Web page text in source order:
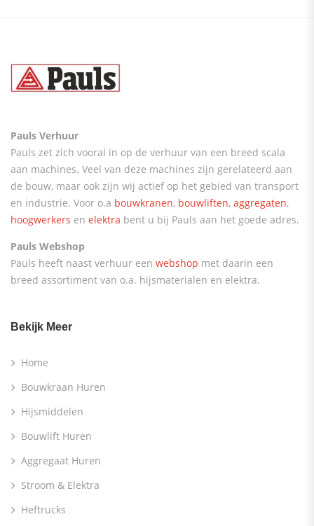
Pauls Verhuur
Pauls zet zich vooral in op de verhuur van een breed scala
aan machines. Veel van deze machines zijn gerelateerd aan
de bouw, maar ook zijn wij actief op het gebied van transport
en industrie. Voor o.a bouwkranen, bouwliften, aggregaten,
hoogwerkers en elektra bent u bij Pauls aan het goede adres.
Pauls Webshop
Pauls heeft naast verhuur een webshop met daarin een
breed assortiment van o.a. hijsmaterialen en elektra.
Bekijk Meer
Home
Bouwkraan Huren
Hijsmiddelen
Bouwlift Huren
Aggregaat Huren
Stroom & Elektra
Heftrucks